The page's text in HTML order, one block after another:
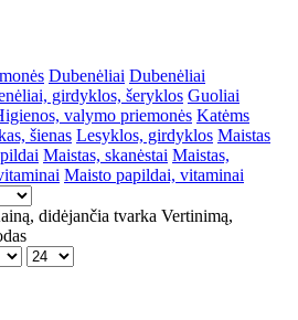
Dubenėliai Dubenėliai
girdyklos, šeryklos Guoliai
valymo priemonės Katėms
šienas Lesyklos, girdyklos Maistas
Maistas, skanėstai Maistas,
Maisto papildai, vitaminai
didėjančia tvarka Vertinimą,